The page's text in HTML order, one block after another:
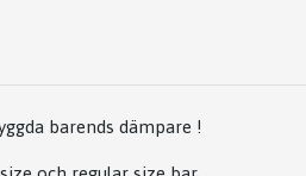
barends dämpare !